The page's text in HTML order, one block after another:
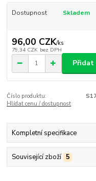
Dostupnost Skladem
96,00 CZK/ks
79,34 CZK bez DPH
Přidat
Číslo produktu:
Hlídat cenu / dostupnost
Kompletní specifikace
Související zboží 5